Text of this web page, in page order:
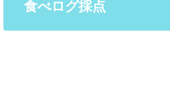
食べログ採点